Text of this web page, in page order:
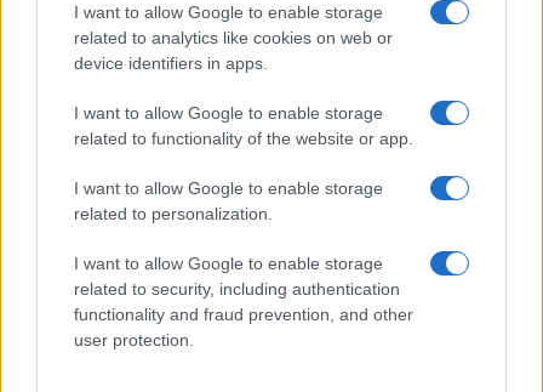
I want to allow Google to enable storage
related to analytics like cookies on web or
device identifiers in apps.
I want to allow Google to enable storage
related to functionality of the website or app.
I want to allow Google to enable storage
related to personalization.
I want to allow Google to enable storage
related to security, including authentication
functionality and fraud prevention, and other
user protection.
Dagli anni ’80 ai giorni nostri: la rinascita degli occhiali
Cristian Castiglioni · 5 Ago 2026
PIÙ LETTI
Sognare una bara è presagio di morte?
Sognare il fango ha anche dei significati positivi (che
ci crediate o no)